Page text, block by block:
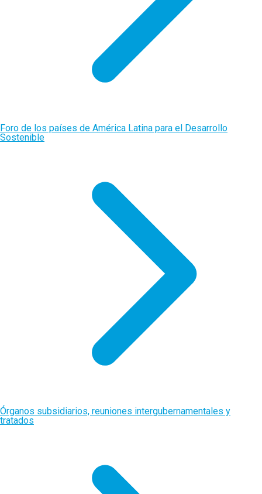
Foro de los países de América Latina para el Desarrollo
Sostenible
Órganos subsidiarios, reuniones intergubernamentales y
tratados